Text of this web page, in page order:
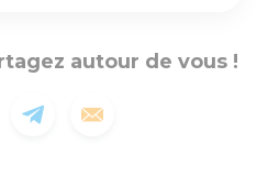
autour de vous !